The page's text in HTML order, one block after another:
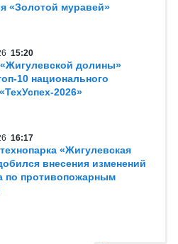
«Золотой муравей»
15:20
«Жигулевской долины»
10 национального
2026»
16:17
«Жигулевская
внесения изменений
по противопожарным